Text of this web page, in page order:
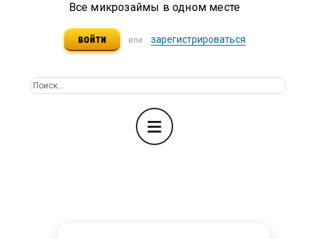
Все микрозаймы в одном месте
войти или зарегистрироваться